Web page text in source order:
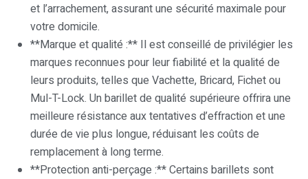
et l’arrachement, assurant une sécurité maximale pour
votre domicile.
**Marque et qualité :** Il est conseillé de privilégier les
marques reconnues pour leur fiabilité et la qualité de
leurs produits, telles que Vachette, Bricard, Fichet ou
Mul-T-Lock. Un barillet de qualité supérieure offrira une
meilleure résistance aux tentatives d’effraction et une
durée de vie plus longue, réduisant les coûts de
remplacement à long terme.
**Protection anti-perçage :** Certains barillets sont